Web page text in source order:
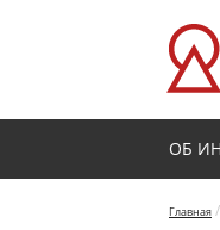
ОБ
Главная /